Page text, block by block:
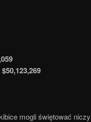
mogli świętować